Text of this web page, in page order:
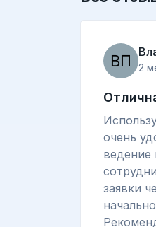
2
очень
ведение
заявки